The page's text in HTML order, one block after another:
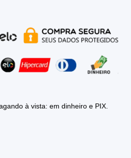
à vista: em dinheiro e PIX.